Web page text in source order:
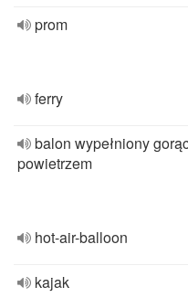
prom
ferry
balon wypełniony
powietrzem
hot-air-balloon
kajak